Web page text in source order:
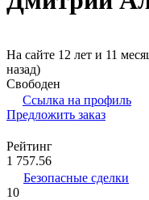
На сайте 12 лет и 11
назад)
Свободен
Ссылка на профиль
Предложить заказ
Рейтинг
1 757.56
Безопасные сделки
10